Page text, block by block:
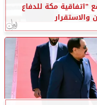
”اتفاقية مكة للدفاع
والاستقرار